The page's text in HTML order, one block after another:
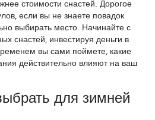
стоимости снастей. Дорогое
если вы не знаете повадок
выбирать место. Начинайте с
снастей, инвестируя деньги в
вы сами поймете, какие
действительно влияют на ваш
для зимней